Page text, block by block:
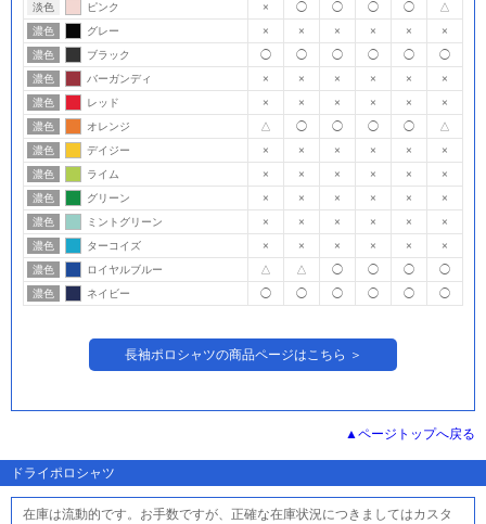
淡色
ピンク × ◯ ◯ ◯ ◯
△
濃色
グレー × × × × ×
×
濃色
ブラック ◯ ◯ ◯ ◯ ◯
◯
濃色
バーガンディ × × × × ×
×
濃色
レッド × × × × ×
×
濃色
オレンジ △ ◯ ◯ ◯ ◯
△
濃色
デイジー × × × × ×
×
濃色
ライム × × × × ×
×
濃色
グリーン × × × × ×
×
濃色
ミントグリーン × × × × ×
×
濃色
ターコイズ × × × × ×
×
濃色
ロイヤルブルー △ △ ◯ ◯ ◯
◯
濃色
ネイビー ◯ ◯ ◯ ◯ ◯ ◯
長袖ポロシャツの商品ページはこちら ＞
ページトップへ戻る
ドライポロシャツ
在庫は流動的です。お手数ですが、正確な在庫状況につきましてはカスタ